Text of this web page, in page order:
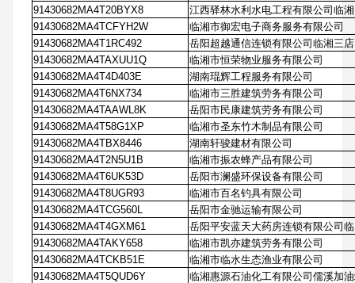
91430682MA4T20BYX8
江西驿林水利水电工程有限公司临湘
91430682MA4TCFYH2W
临湘市御宏电子商务服务有限公司
91430682MA4T1RC492
岳阳超越通信连锁有限公司临湘三店
91430682MA4TAXUU1Q
临湘市恒荣物业服务有限公司
91430682MA4T4D403E
湖南琨辉工程服务有限公司
91430682MA4T6NX734
临湘市三胜建筑劳务有限公司
91430682MA4TAAWL8K
岳阳市民康建筑劳务有限公司
91430682MA4T58G1XP
临湘市圣东竹木制品有限公司
91430682MA4TBX8446
湖南轩骏建材有限公司
91430682MA4T2N5U1B
临湘市振农蜂产品有限公司
91430682MA4T6UK53D
岳阳市澜盛环保设备有限公司
91430682MA4T8UGR93
临湘市百名钓具有限公司
91430682MA4TCG560L
岳阳市金驰运输有限公司
91430682MA4T4GXM61
岳阳平安蓝天大药房连锁有限公司临
91430682MA4TAKY658
临湘市凯亦建筑劳务有限公司
91430682MA4TCKB51E
临湘市临水生态渔业有限公司
91430682MA4T5QUD6Y
临湘惠源石油化工有限公司儒溪加